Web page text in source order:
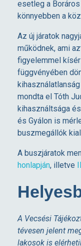
é
s
é
s
G
y
á
l
esetleg a
könnyebben a
Az új járatok
működnek, ami
figyelemmel
függvényében
mondta el Tóth
kihasználtsága
és Gyálon is
buszmegállók
A buszjáratok
honlapján, illetve
A Vecsési
tévesen jelent
lakosok is